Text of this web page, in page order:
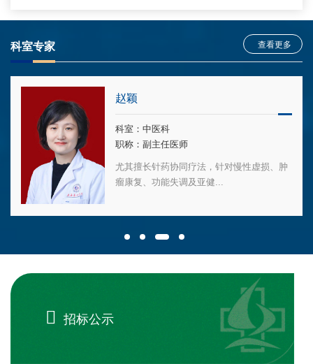
科室专家 查看更多
赵颖
科室：中医科
职称：副主任医师
尤其擅长针药协同疗法，针对慢性虚损、肿
瘤康复、功能失调及亚健...
 招标公示